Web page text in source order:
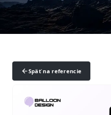
Späť na referencie